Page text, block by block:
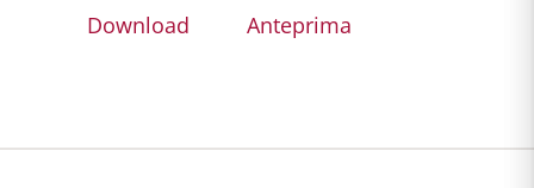
Download
Anteprima